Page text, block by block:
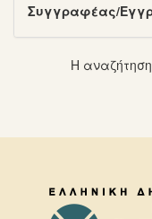
Συγγραφέας/
Η